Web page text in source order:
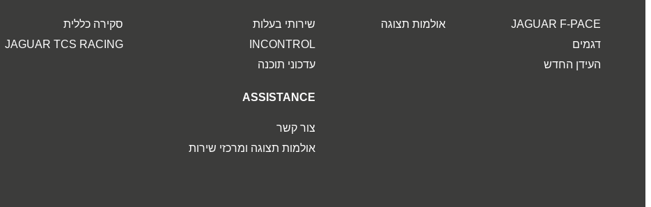
JAGUAR F‑PACE
דגמים
העידן החדש
אולמות תצוגה
שירותי בעלות
INCONTROL
עדכוני תוכנה
ASSISTANCE
צור קשר
אולמות תצוגה ומרכזי שירות
סקירה כללית
JAGUAR TCS RACING